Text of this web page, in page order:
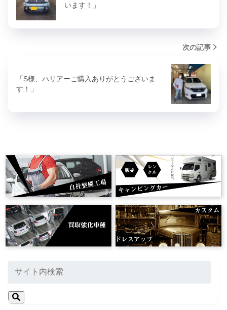
います！」
次の記事
「S様、ハリアーご購入ありがとうございま
す！」